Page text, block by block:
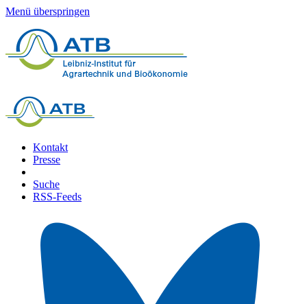
Menü überspringen
Kontakt
Presse
Suche
RSS-Feeds